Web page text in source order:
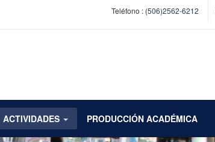
Teléfono : (506)2562-6212
ACTIVIDADES PRODUCCIÓN ACADÉMICA